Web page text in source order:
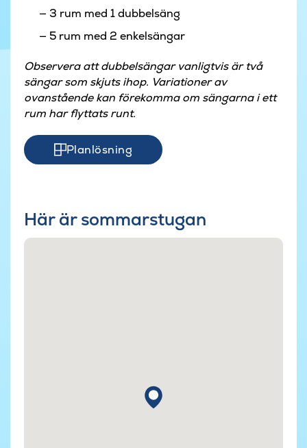
3 rum med 1 dubbelsäng
5 rum med 2 enkelsängar
Observera att dubbelsängar vanligtvis är två
sängar som skjuts ihop. Variationer av
ovanstående kan förekomma om sängarna i ett
rum har flyttats runt.
Planlösning
Här är sommarstugan